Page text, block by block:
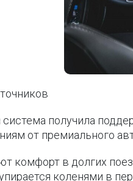
получила
от премиального
комфорт в долгих
коленями в